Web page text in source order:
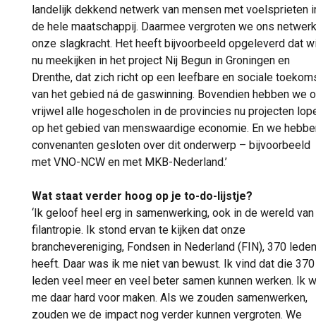
landelijk dekkend netwerk van mensen met voelsprieten
de hele maatschappij. Daarmee vergroten we ons
onze slagkracht. Het heeft bijvoorbeeld opgeleverd dat
nu meekijken in het project Nij Begun in Groningen en
Drenthe, dat zich richt op een leefbare en sociale
van het gebied ná de gaswinning. Bovendien hebben we
vrijwel alle hogescholen in de provincies nu projecten
op het gebied van menswaardige economie. En we
convenanten gesloten over dit onderwerp – bijvoorbeeld
met VNO-NCW en met MKB-Nederland.’
Wat staat verder hoog op je to-do-lijstje?
‘Ik geloof heel erg in samenwerking, ook in de wereld
filantropie. Ik stond ervan te kijken dat onze
branchevereniging, Fondsen in Nederland (FIN), 370 leden
heeft. Daar was ik me niet van bewust. Ik vind dat die 370
leden veel meer en veel beter samen kunnen werken. Ik
me daar hard voor maken. Als we zouden samenwerken,
zouden we de impact nog verder kunnen vergroten. We